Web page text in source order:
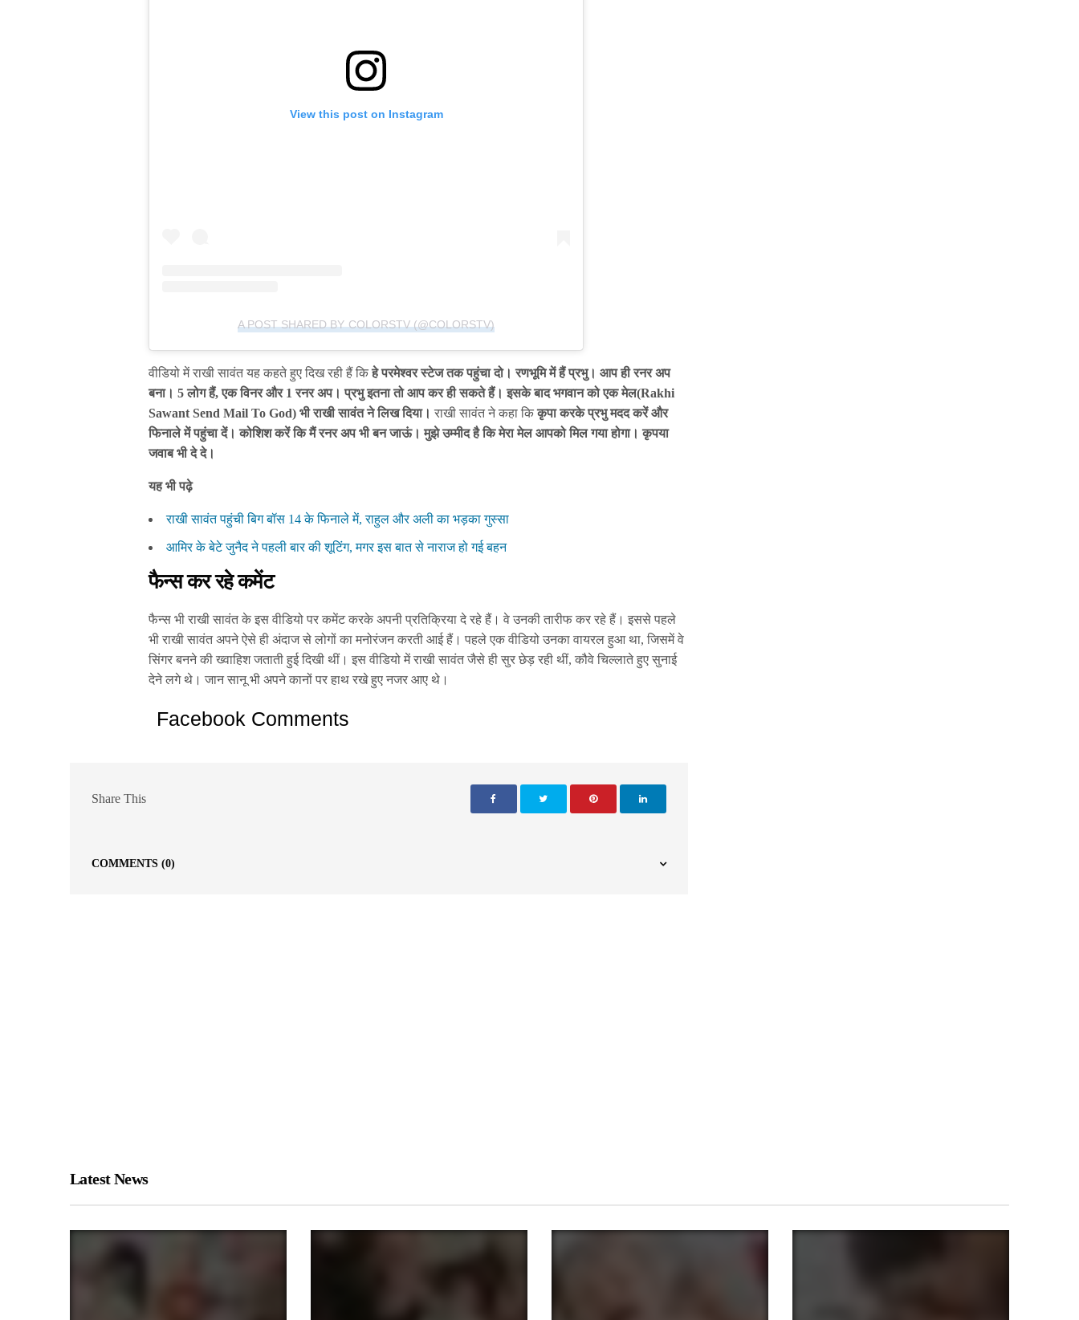
View this post on Instagram
A POST SHARED BY COLORSTV (@COLORSTV)
वीडियो में राखी सावंत यह कहते हुए दिख रही हैं किहे परमेश्वर स्टेज तक पहुंचा दो। रणभूमि में हैं प्रभु। आप ही रनर अप
बना। 5 लोग हैं, एक विनर और 1 रनर अप। प्रभु इतना तो आप कर ही सकते हैं। इसके बाद भगवान को एक मेल(Rakhi
Sawant Send Mail To God) भी राखी सावंत ने लिख दिया।राखी सावंत ने कहा किकृपा करके प्रभु मदद करें और
फिनाले में पहुंचा दें। कोशिश करें कि मैं रनर अप भी बन जाऊं। मुझे उम्मीद है कि मेरा मेल आपको मिल गया होगा। कृपया
जवाब भी दे दे।
यह भी पढ़े
राखी सावंत पहुंची बिग बॉस 14 के फिनाले में, राहुल और अली का भड़का गुस्सा
आमिर के बेटे जुनैद ने पहली बार की शूटिंग, मगर इस बात से नाराज हो गई बहन
फैन्स कर रहे कमेंट
फैन्स भी राखी सावंत के इस वीडियो पर कमेंट करके अपनी प्रतिक्रिया दे रहे हैं। वे उनकी तारीफ कर रहे हैं। इससे पहले
भी राखी सावंत अपने ऐसे ही अंदाज से लोगों का मनोरंजन करती आई हैं। पहले एक वीडियो उनका वायरल हुआ था, जिसमें वे
सिंगर बनने की ख्वाहिश जताती हुई दिखी थीं। इस वीडियो में राखी सावंत जैसे ही सुर छेड़ रही थीं, कौवे चिल्लाते हुए सुनाई
देने लगे थे। जान सानू भी अपने कानों पर हाथ रखे हुए नजर आए थे।
Facebook Comments
Share This
COMMENTS (0)
Latest News